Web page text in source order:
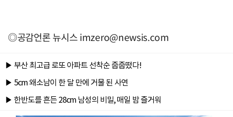
◎공감언론 뉴시스imzero@newsis.com